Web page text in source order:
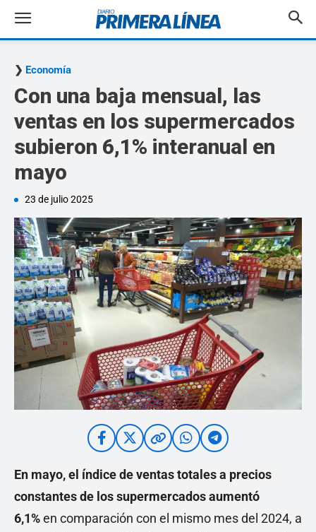
Economía
Con una baja mensual, las
ventas en los supermercados
subieron 6,1% interanual en
mayo
23 de julio 2025
En mayo, el índice de ventas totales a precios
constantes de los supermercados aumentó
6,1%en comparación con el mismo mes del 2024, a